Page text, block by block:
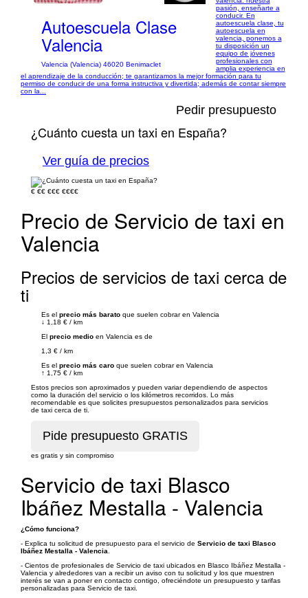
Autoescuela Clase
Valencia
Valencia (Valencia) 46020 Benimaclet
pasión, enseñarte a
conducir. En
autoescuela clase, tu
autoescuela en
valencia, ponemos a
tu disposición un
equipo de jóvenes
profesionales con
amplia experiencia en
el aprendizaje de la conducción; te garantizamos la mejor formación para tu
permiso de conducir de una forma instructiva y divertida; además de contar siempre
con la...
Pedir presupuesto
¿Cuánto cuesta un taxi en España?
Ver guía de precios
€ €€ €€€ €€€€
Precio de Servicio de taxi en
Valencia
Precios de servicios de taxi cerca de
ti
Es el precio más barato que suelen cobrar en Valencia
↓ 1,18 € / km
El precio medio en Valencia es de
1,3 € / km
Es el precio más caro que suelen cobrar en Valencia
↑ 1,75 € / km
Estos precios son aproximados y pueden variar dependiendo de aspectos
como la duración del servicio o los kilómetros recorridos. Lo más
recomendable es que solicites presupuestos personalizados para servicios
de taxi cerca de ti.
es gratis y sin compromiso
Servicio de taxi Blasco
Ibáñez Mestalla - Valencia
¿Cómo funciona?
- Explica tu solicitud de presupuesto para el servicio de Servicio de taxi Blasco
Ibáñez Mestalla - Valencia
- Cientos de profesionales de Servicio de taxi ubicados en Blasco Ibáñez Mestalla -
Valencia y alrededores van a recibir un aviso con tu solicitud y los que muestren
interés se van a poner en contacto contigo, ofreciéndote un presupuesto y tarifas
personalizadas para Servicio de taxi.